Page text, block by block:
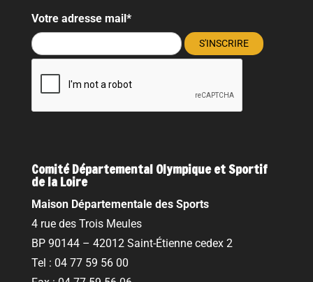
Votre adresse mail*
Comité Départemental Olympique et Sportif
de la Loire
Maison Départementale des Sports
4 rue des Trois Meules
BP 90144 – 42012 Saint-Étienne cedex 2
Tel : 04 77 59 56 00